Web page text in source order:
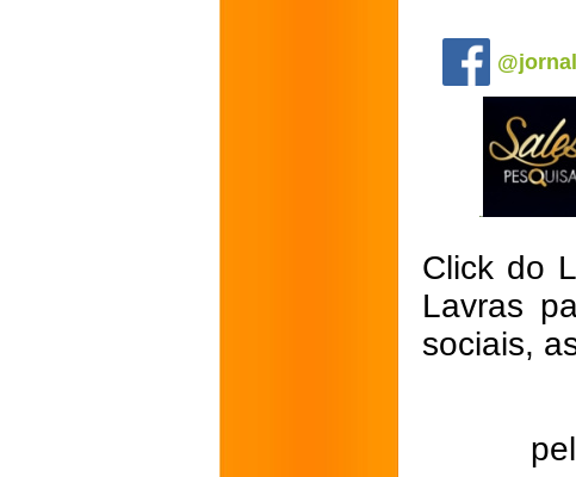
Click do
Lavras
sociais,